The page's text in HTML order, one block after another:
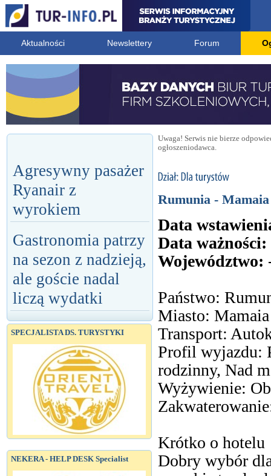
Aktualności Newslettery Forum
Agresywny pasażer
Ryanair z
wyrokiem
Gastronomia patrzy
na sezon z nadzieją,
ale goście nadal
liczą wydatki
SPECJALISTA DS. TURYSTYKI
NEKERA - HELP DESK Specialist
Uwaga! Serwis nie bierze
ogłoszeniodawca.
Rumunia -
Data
Data ważności:
Województwo:
Państwo:
Miasto: Mamaia
Transport:
Profil wyjazdu:
rodzinny, Nad
Wyżywienie:
Krótko o hotelu
Dobry wybór